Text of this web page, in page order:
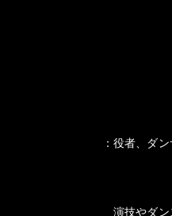
：役者、ダ
演技やダン